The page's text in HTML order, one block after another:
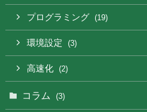
プログラミング (19)
環境設定 (3)
高速化 (2)
コラム (3)